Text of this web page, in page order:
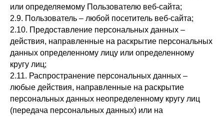
или определяемому Пользователю веб-сайта;
2.9. Пользователь – любой посетитель веб-сайта;
2.10. Предоставление персональных данных –
действия, направленные на раскрытие персональных
данных определенному лицу или определенному
кругу лиц;
2.11. Распространение персональных данных –
любые действия, направленные на раскрытие
персональных данных неопределенному кругу лиц
(передача персональных данных) или на